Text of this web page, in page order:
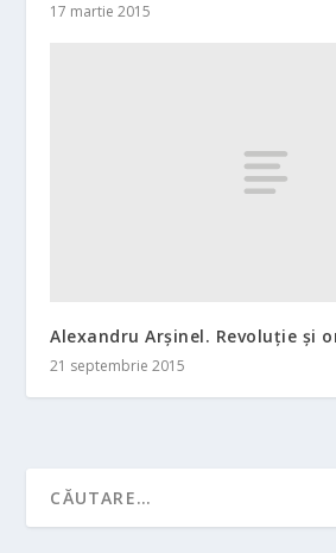
17 martie 2015
Alexandru Arşinel. Revoluţie şi
21 septembrie 2015